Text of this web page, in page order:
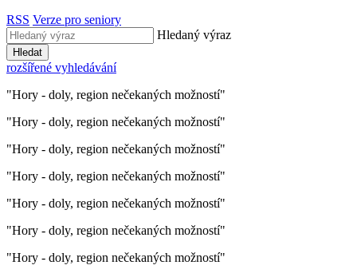
RSS Verze pro seniory
Hledaný výraz
Hledat
rozšířené vyhledávání
"Hory - doly, region nečekaných možností"
"Hory - doly, region nečekaných možností"
"Hory - doly, region nečekaných možností"
"Hory - doly, region nečekaných možností"
"Hory - doly, region nečekaných možností"
"Hory - doly, region nečekaných možností"
"Hory - doly, region nečekaných možností"